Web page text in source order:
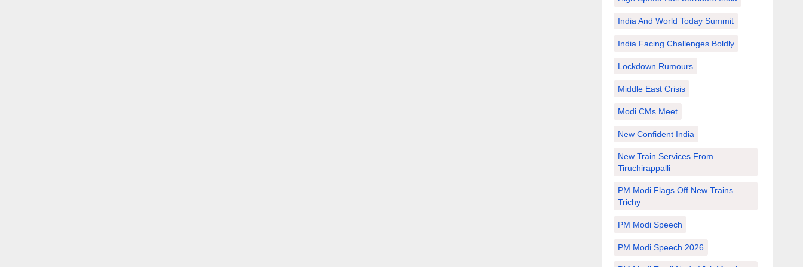
India And World Today Summit
India Facing Challenges Boldly
Lockdown Rumours
Middle East Crisis
Modi CMs Meet
New Confident India
New Train Services From
Tiruchirappalli
PM Modi Flags Off New Trains
Trichy
PM Modi Speech
PM Modi Speech 2026